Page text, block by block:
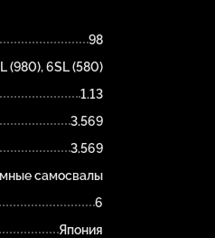
98
(980), 6SL (580)
1.13
3.569
3.569
самосвалы
6
Япония